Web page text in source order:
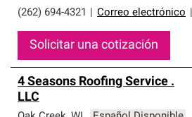
(262) 694-4321 Correo electrónico
Solicitar una cotización
4 Seasons Roofing Service .
LLC